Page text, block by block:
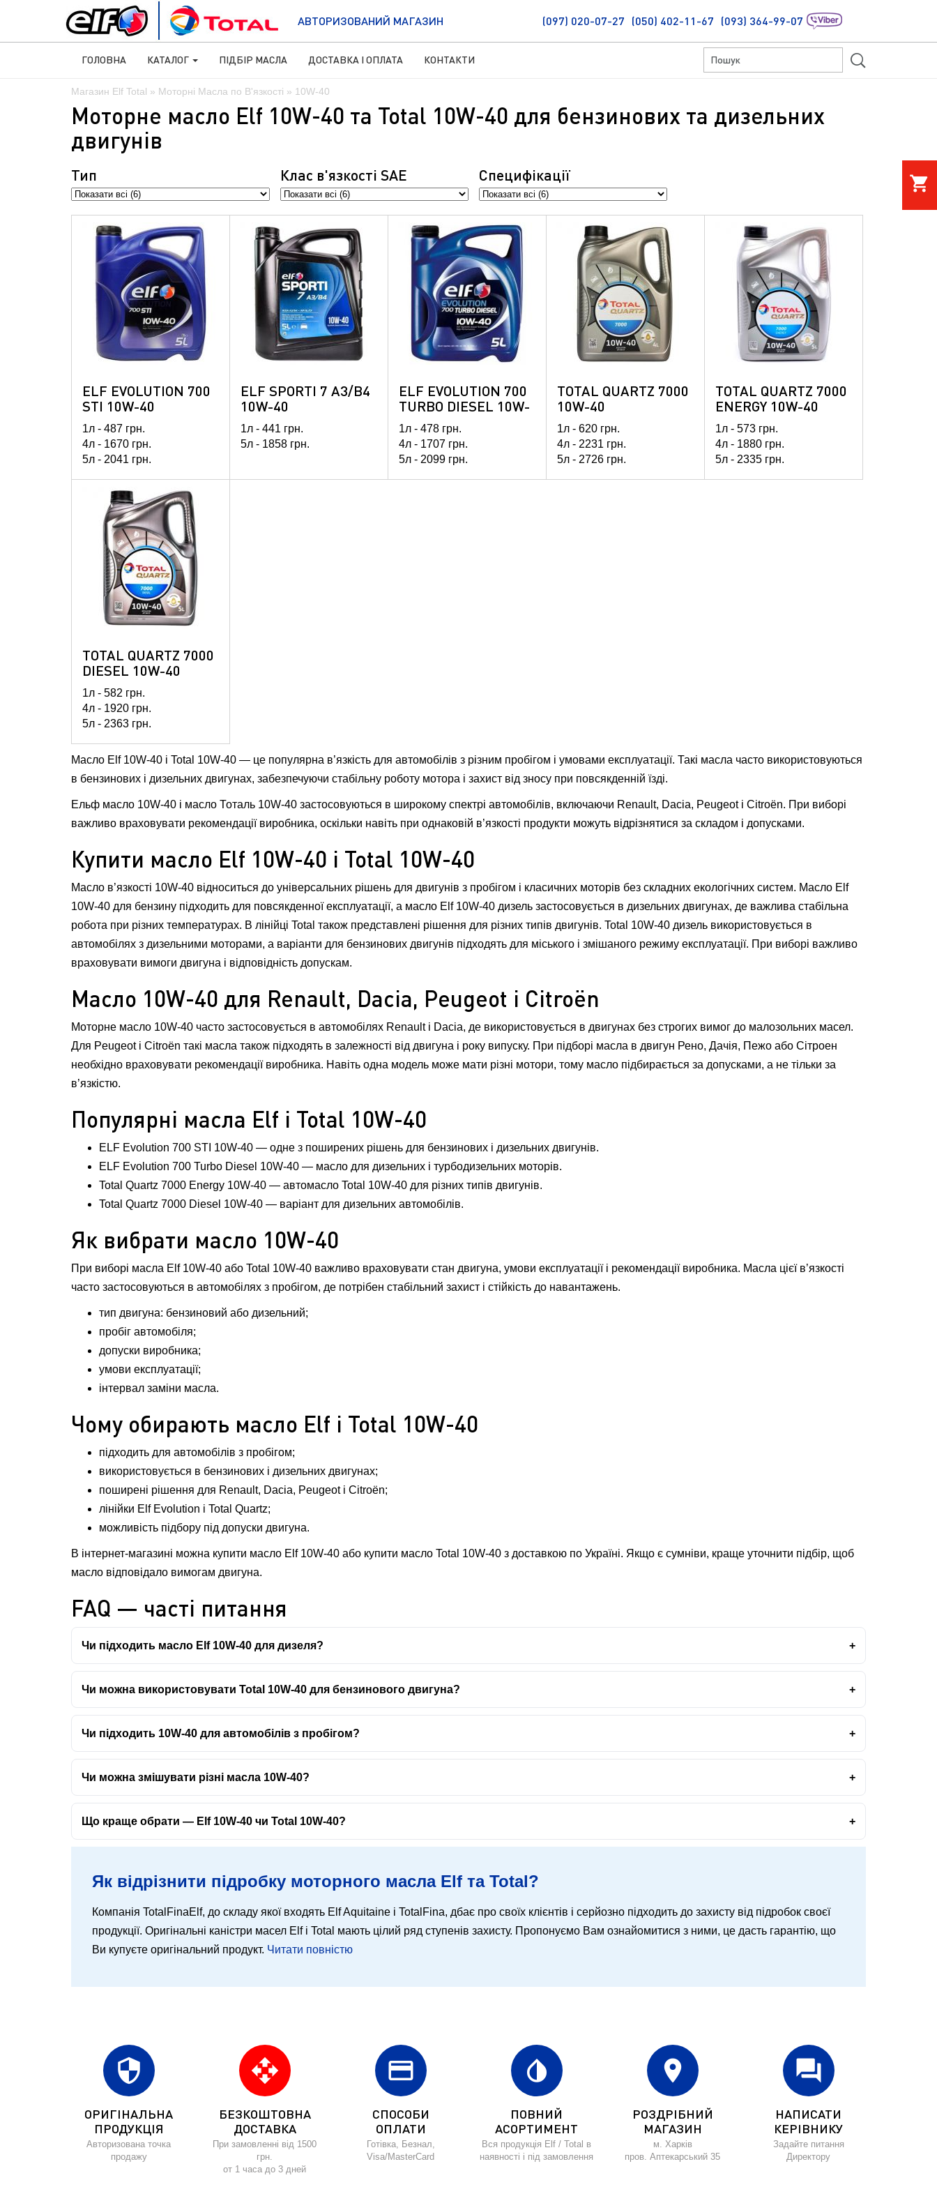
Магазин Elf Total » Моторні Масла по В'язкості » 10W-40
Моторне масло Elf 10W-40 та Total 10W-40 для бензинових та дизельних
двигунів
Тип Клас в'язкостi SAE Специфікації
ELF EVOLUTION 700
STI 10W-40
1л - 487 грн.
4л - 1670 грн.
5л - 2041 грн.
208л -67466 грн.
ELF SPORTI 7 A3/B4
10W-40
1л - 441 грн.
5л - 1858 грн.
ELF EVOLUTION 700
TURBO DIESEL 10W-
40
1л - 478 грн.
4л - 1707 грн.
5л - 2099 грн.
TOTAL QUARTZ 7000
10W-40
1л - 620 грн.
4л - 2231 грн.
5л - 2726 грн.
TOTAL QUARTZ 7000
ENERGY 10W-40
1л - 573 грн.
4л - 1880 грн.
5л - 2335 грн.
TOTAL QUARTZ 7000
DIESEL 10W-40
1л - 582 грн.
4л - 1920 грн.
5л - 2363 грн.
208л -81778 грн.
Масло Elf 10W-40 і Total 10W-40 — це популярна в’язкість для автомобілів з різним пробігом і умовами експлуатації. Такі масла часто використовуються
в бензинових і дизельних двигунах, забезпечуючи стабільну роботу мотора і захист від зносу при повсякденній їзді.
Ельф масло 10W-40 і масло Тоталь 10W-40 застосовуються в широкому спектрі автомобілів, включаючи Renault, Dacia, Peugeot і Citroën. При виборі
важливо враховувати рекомендації виробника, оскільки навіть при однаковій в’язкості продукти можуть відрізнятися за складом і допусками.
Купити масло Elf 10W-40 і Total 10W-40
Масло в’язкості 10W-40 відноситься до універсальних рішень для двигунів з пробігом і класичних моторів без складних екологічних систем. Масло Elf
10W-40 для бензину підходить для повсякденної експлуатації, а масло Elf 10W-40 дизель застосовується в дизельних двигунах, де важлива стабільна
робота при різних температурах. В лінійці Total також представлені рішення для різних типів двигунів. Total 10W-40 дизель використовується в
автомобілях з дизельними моторами, а варіанти для бензинових двигунів підходять для міського і змішаного режиму експлуатації. При виборі важливо
враховувати вимоги двигуна і відповідність допускам.
Масло 10W-40 для Renault, Dacia, Peugeot і Citroën
Моторне масло 10W-40 часто застосовується в автомобілях Renault і Dacia, де використовується в двигунах без строгих вимог до малозольних масел.
Для Peugeot і Citroën такі масла також підходять в залежності від двигуна і року випуску. При підборі масла в двигун Рено, Дачія, Пежо або Сітроен
необхідно враховувати рекомендації виробника. Навіть одна модель може мати різні мотори, тому масло підбирається за допусками, а не тільки за
в’язкістю.
Популярні масла Elf і Total 10W-40
ELF Evolution 700 STI 10W-40 — одне з поширених рішень для бензинових і дизельних двигунів.
ELF Evolution 700 Turbo Diesel 10W-40 — масло для дизельних і турбодизельних моторів.
Total Quartz 7000 Energy 10W-40 — автомасло Total 10W-40 для різних типів двигунів.
Total Quartz 7000 Diesel 10W-40 — варіант для дизельних автомобілів.
Як вибрати масло 10W-40
При виборі масла Elf 10W-40 або Total 10W-40 важливо враховувати стан двигуна, умови експлуатації і рекомендації виробника. Масла цієї в’язкості
часто застосовуються в автомобілях з пробігом, де потрібен стабільний захист і стійкість до навантажень.
тип двигуна: бензиновий або дизельний;
пробіг автомобіля;
допуски виробника;
умови експлуатації;
інтервал заміни масла.
Чому обирають масло Elf і Total 10W-40
підходить для автомобілів з пробігом;
використовується в бензинових і дизельних двигунах;
поширені рішення для Renault, Dacia, Peugeot і Citroën;
лінійки Elf Evolution і Total Quartz;
можливість підбору під допуски двигуна.
В інтернет-магазині можна купити масло Elf 10W-40 або купити масло Total 10W-40 з доставкою по Україні. Якщо є сумніви, краще уточнити підбір, щоб
масло відповідало вимогам двигуна.
FAQ — часті питання
Чи підходить масло Elf 10W-40 для дизеля?
Чи можна використовувати Total 10W-40 для бензинового двигуна?
Чи підходить 10W-40 для автомобілів з пробігом?
Чи можна змішувати різні масла 10W-40?
Що краще обрати — Elf 10W-40 чи Total 10W-40?
Як відрізнити підробку моторного масла Elf та Total?
Компанія TotalFinaElf, до складу якої входять Elf Aquitaine і TotalFina, дбає про своїх клієнтів і серйозно підходить до захисту від підробок своєї
продукції. Оригінальні каністри масел Elf і Total мають цілий ряд ступенів захисту. Пропонуємо Вам ознайомитися з ними, це дасть гарантію, що
Ви купуєте оригінальний продукт. Читати повністю
security
ОРИГІНАЛЬНА
ПРОДУКЦІЯ
Авторизована точка
продажу
open_with
БЕЗКОШТОВНА
ДОСТАВКА
При замовленні від 1500
грн.
от 1 часа до 3 дней
credit_card
СПОСОБИ
ОПЛАТИ
Готівка, Безнал,
Visa/MasterCard
invert_colors
ПОВНИЙ
АСОРТИМЕНТ
Вся продукція Elf / Total в
наявності і під замовлення
location_on
РОЗДРІБНИЙ
МАГАЗИН
м. Харків
пров. Аптекарський 35
forum
НАПИСАТИ
КЕРІВНИКУ
Задайте питання
Директору
АВТОРИЗОВАНИЙ МАГАЗИН (097) 020-07-27 (050) 402-11-67 (093) 364-99-07
ГОЛОВНА КАТАЛОГ ПІДБІР МАСЛА ДОСТАВКА І ОПЛАТА КОНТАКТИ S
shopping_cart